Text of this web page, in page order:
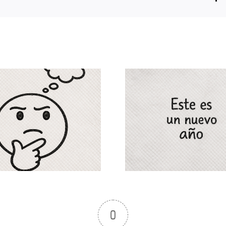
El Espejo de Enero
en la Pyme: ¿Por
qué el cambio de
año no soluciona
el desorden del
negocio?
La
el reflejo
de una
no se
0